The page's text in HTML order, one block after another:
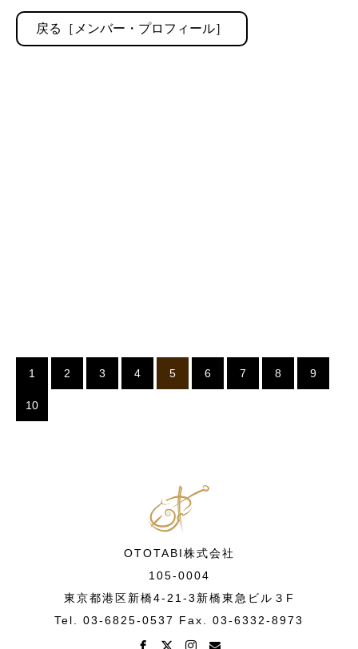
戻る［メンバー・プロフィール］
1 2 3 4 5 6 7 8 9
10
OTOTABI株式会社
105-0004
東京都港区新橋4-21-3新橋東急ビル３F
Tel. 03-6825-0537 Fax. 03-6332-8973